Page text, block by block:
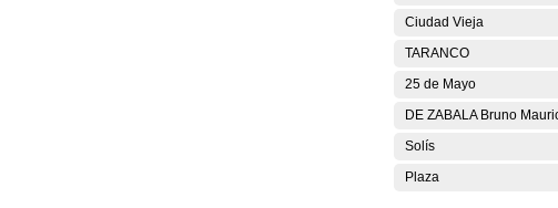
Ciudad Vieja
TARANCO
25 de Mayo
DE ZABALA Bruno
Solís
Plaza